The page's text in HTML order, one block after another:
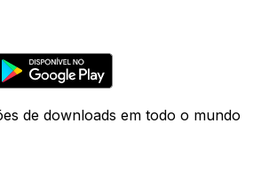
de downloads em todo o mundo